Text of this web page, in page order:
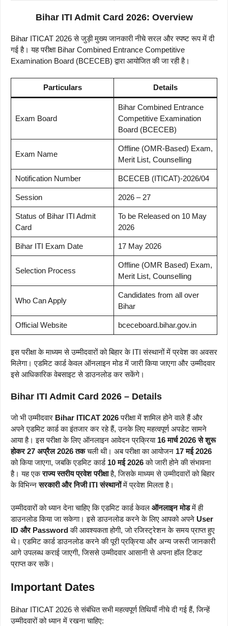
Bihar ITI Admit Card 2026: Overview
Bihar ITICAT 2026 से जुड़ी मुख्य जानकारी नीचे सरल और स्पष्ट रूप में दी
गई है। यह परीक्षा Bihar Combined Entrance Competitive
Examination Board (BCECEB) द्वारा आयोजित की जा रही है।
Particulars Details
Exam Board
Bihar Combined Entrance
Competitive Examination
Board (BCECEB)
Exam Name
Offline (OMR-Based) Exam,
Merit List, Counselling
Notification Number BCECEB (ITICAT)-2026/04
Session 2026 – 27
Status of Bihar ITI Admit
Card
To be Released on 10 May
2026
Bihar ITI Exam Date 17 May 2026
Selection Process
Offline (OMR Based) Exam,
Merit List, Counselling
Who Can Apply
Candidates from all over
Bihar
Official Website bceceboard.bihar.gov.in
इस परीक्षा के माध्यम से उम्मीदवारों को बिहार के ITI संस्थानों में प्रवेश का अवसर
मिलेगा। एडमिट कार्ड केवल ऑनलाइन मोड में जारी किया जाएगा और उम्मीदवार
इसे आधिकारिक वेबसाइट से डाउनलोड कर सकेंगे।
Bihar ITI Admit Card 2026 – Details
जो भी उम्मीदवार Bihar ITICAT 2026परीक्षा में शामिल होने वाले हैं और
अपने एडमिट कार्ड का इंतजार कर रहे हैं, उनके लिए महत्वपूर्ण अपडेट सामने
आया है। इस परीक्षा के लिए ऑनलाइन आवेदन प्रक्रिया 16 मार्च 2026 से शुरू
होकर 27 अप्रैल 2026 तकचली थी। अब परीक्षा का आयोजन 17 मई 2026
को किया जाएगा, जबकि एडमिट कार्ड 10 मई 2026को जारी होने की संभावना
है। यह एकराज्य स्तरीय प्रवेश परीक्षाहै, जिसके माध्यम से उम्मीदवारों को बिहार
के विभिन्नसरकारी और निजी ITI संस्थानोंमें प्रवेश मिलता है।
उम्मीदवारों को ध्यान देना चाहिए कि एडमिट कार्ड केवल ऑनलाइन मोडमें ही
डाउनलोड किया जा सकेगा।इसे डाउनलोड करने के लिए आपको अपने User
ID और Passwordकी आवश्यकता होगी, जो रजिस्ट्रेशन के समय प्राप्त हुए
थे। एडमिट कार्ड डाउनलोड करने की पूरी प्रक्रिया और अन्य जरूरी जानकारी
आगे उपलब्ध कराई जाएगी, जिससे उम्मीदवार आसानी से अपना हॉल टिकट
प्राप्त कर सकें।
Important Dates
Bihar ITICAT 2026 से संबंधित सभी महत्वपूर्ण तिथियाँ नीचे दी गई हैं, जिन्हें
उम्मीदवारों को ध्यान में रखना चाहिए: